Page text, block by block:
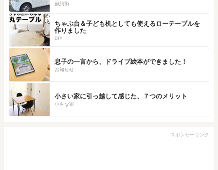
節約術
ちゃぶ台＆子ども机としても使えるローテーブルを
作りました
DIY
息子の一言から、ドライブ絵本ができました！
お知らせ
小さい家に引っ越して感じた、７つのメリット
小さな家
スポンサーリンク